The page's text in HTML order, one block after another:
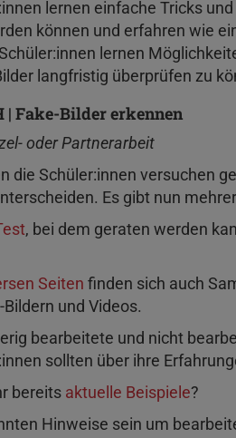
lernen einfache Tricks
können und erfahren wie
lernen
langfristig überprüfen zu
| Fake-Bilder erkennen
oder Partnerarbeit
die Schüler:innen versuchen
Es gibt nun
, bei dem geraten werden
Seiten finden sich auch
Bildern und Videos.
bearbeitete und nicht
sollten über ihre
bereits aktuelle Beispiele?
Hinweise sein um